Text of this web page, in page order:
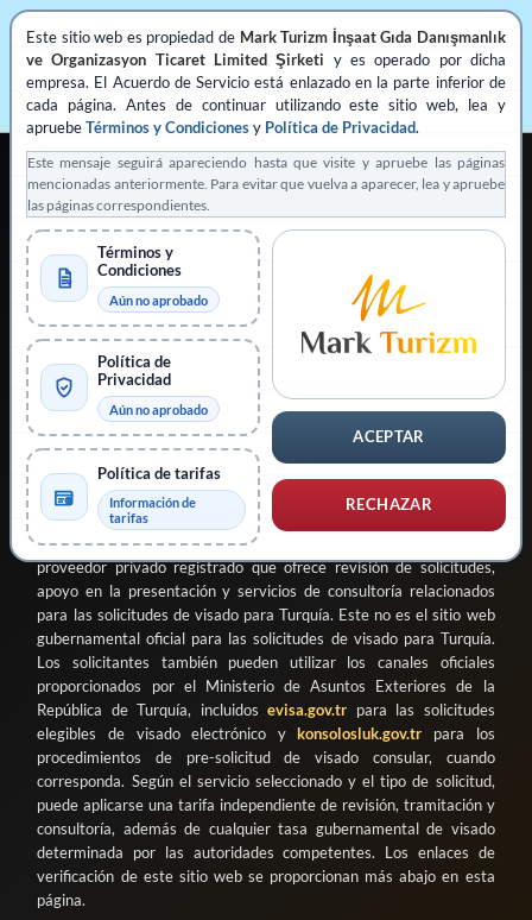
Este sitio web es propiedad de Mark Turizm İnşaat Gıda Danışmanlık
ve Organizasyon Ticaret Limited Şirketi y es operado por dicha
empresa. El Acuerdo de Servicio está enlazado en la parte inferior de
cada página. Antes de continuar utilizando este sitio web, lea y
apruebe Términos y Condiciones y Política de Privacidad.
Este mensaje seguirá apareciendo hasta que visite y apruebe las páginas
mencionadas anteriormente. Para evitar que vuelva a aparecer, lea y apruebe
las páginas correspondientes.
ACEPTAR
RECHAZAR
Términos y
Condiciones
Aún no aprobado
Política de
Privacidad
Aún no aprobado
Política de tarifas
Información de
tarifas
ASISTENCIA PRIVADA REGISTRADA PARA SOLICITUDES DE VISADO
Operado por Mark Turizm
Proveedor de servicios registrado
Plataforma oficial: konsolosluk.gov.tr
Contraer aviso
Este sitio web es operado por
Danışmanlık ve Organizasyon Ticaret Limited Şirketi
proveedor privado registrado que ofrece revisión de solicitudes,
apoyo en la presentación y servicios de consultoría relacionados
para las solicitudes de visado para Turquía. Este no es el sitio web
gubernamental oficial para las solicitudes de visado para Turquía.
Los solicitantes también pueden utilizar los canales oficiales
proporcionados por el Ministerio de Asuntos Exteriores de la
República de Turquía, incluidosevisa.gov.tr para las solicitudes
elegibles de visado electrónico ykonsolosluk.gov.tr para los
procedimientos de pre-solicitud de visado consular, cuando
corresponda. Según el servicio seleccionado y el tipo de solicitud,
puede aplicarse una tarifa independiente de revisión, tramitación y
consultoría, además de cualquier tasa gubernamental de visado
determinada por las autoridades competentes. Los enlaces de
verificación de este sitio web se proporcionan más abajo en esta
página.